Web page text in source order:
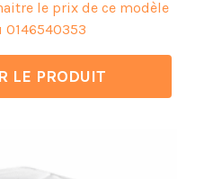
le prix de ce modèle
0146540353
LE PRODUIT